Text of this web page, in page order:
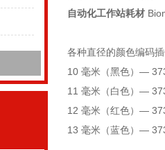
自动化工作站耗材
各种直径的颜色编码
10 毫米（黑色）—
11 毫米（白色）—
12 毫米（红色）—
13 毫米（蓝色）—